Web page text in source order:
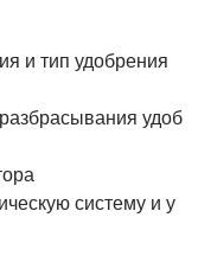
и тип удобрения
удоб
систему и у